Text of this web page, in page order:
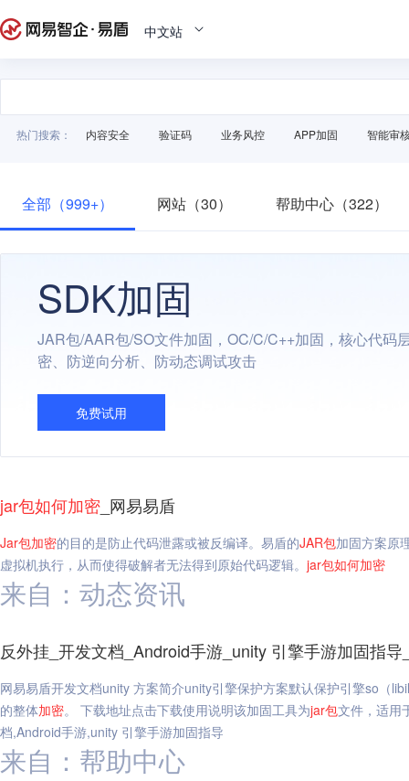
中文站
热门搜索： 内容安全 验证码 业务风控 APP加固 智能审
全部（999+） 网站（30） 帮助中心（322）
SDK加固
JAR包/AAR包/SO文件加固，OC/C/C++加固，核心代码
密、防逆向分析、防动态调试攻击
免费试用
jar包如何加密 _网易易盾
Jar包加密的目的是防止代码泄露或被反编译。易盾的JAR包加固方案原
虚拟机执行，从而使得破解者无法得到原始代码逻辑。 jar包如何加密
来自：动态资讯
反外挂_开发文档_Android手游_unity 引擎手游加固指导
网易易盾开发文档unity 方案简介unity引擎保护方案默认保护引擎so（
的整体加密。 下载地址点击下载使用说明该加固工具为jar包文件，适用
档,Android手游,unity 引擎手游加固指导
来自：帮助中心